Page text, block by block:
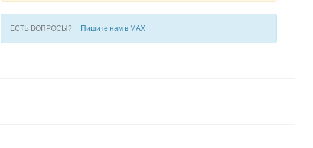
ЕСТЬ ВОПРОСЫ? Пишите нам в MAX